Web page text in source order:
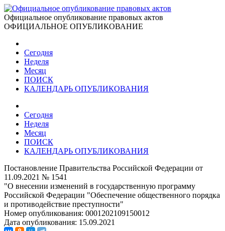
Официальное опубликование правовых актов
ОФИЦИАЛЬНОЕ ОПУБЛИКОВАНИЕ
Сегодня
Неделя
Месяц
ПОИСК
КАЛЕНДАРЬ ОПУБЛИКОВАНИЯ
Сегодня
Неделя
Месяц
ПОИСК
КАЛЕНДАРЬ ОПУБЛИКОВАНИЯ
Постановление Правительства Российской Федерации от
11.09.2021 № 1541
"О внесении изменений в государственную программу
Российской Федерации "Обеспечение общественного порядка
и противодействие преступности"
Номер опубликования: 0001202109150012
Дата опубликования: 15.09.2021